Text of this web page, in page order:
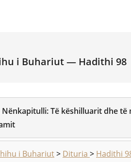
i Buhariut — Hadithi 98
Nënkapitulli:Të këshilluarit dhe të
i Buhariut> Dituria > Hadithi